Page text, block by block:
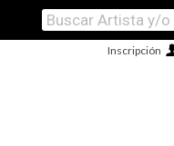
Inscripción